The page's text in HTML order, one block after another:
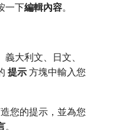
一下​編輯內容。
大利文、日文、
提示 ​方塊中輸入您
您的提示，並為您
。